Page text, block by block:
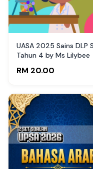
UASA 2025 Sains DLP
Tahun 4 by Ms Lilybee
RM 20.00